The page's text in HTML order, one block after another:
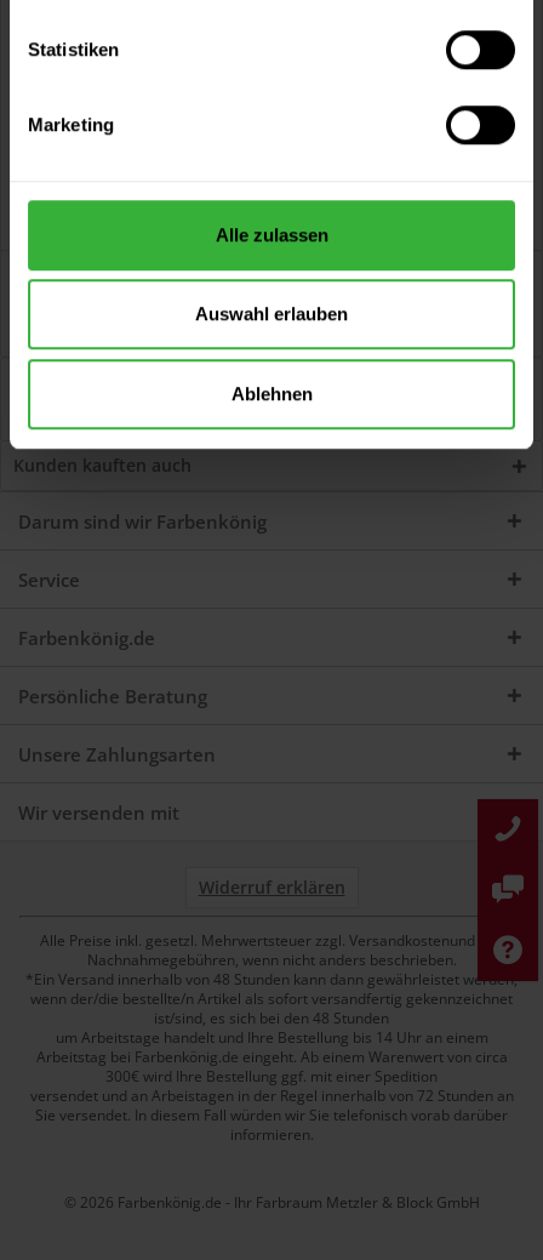
Statistiken
Marketing
Alle zulassen
Auswahl erlauben
Ablehnen
Kostenloser Versand ab 60 EUR
Beschreibung
1K Füllprimer (HG2 Lichtgrau) Universelle 1K-Grundierung, die
Kunden kauften auch
Darum sind wir Farbenkönig
Service
Farbenkönig.de
Persönliche Beratung
Unsere Zahlungsarten
Wir versenden mit
Widerruf erklären
Alle Preise inkl. gesetzl. Mehrwertsteuer zzgl. Versandkostenund ggf.
Nachnahmegebühren, wenn nicht anders beschrieben.
*Ein Versand innerhalb von 48 Stunden kann dann gewährleistet werden,
wenn der/die bestellte/n Artikel als sofort versandfertig gekennzeichnet
ist/sind, es sich bei den 48 Stunden
um Arbeitstage handelt und Ihre Bestellung bis 14 Uhr an einem
Arbeitstag bei Farbenkönig.de eingeht. Ab einem Warenwert von circa
300€ wird Ihre Bestellung ggf. mit einer Spedition
versendet und an Arbeistagen in der Regel innerhalb von 72 Stunden an
Sie versendet. In diesem Fall würden wir Sie telefonisch vorab darüber
informieren.
© 2026 Farbenkönig.de - Ihr Farbraum Metzler & Block GmbH